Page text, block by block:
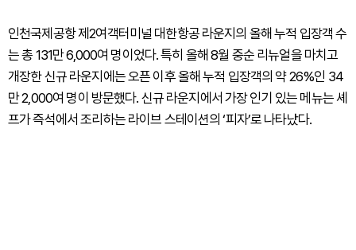
인천국제공항 제2여객터미널 대한항공 라운지의 올해 누적 입장객 수
는 총 131만 6,000여 명이었다. 특히 올해 8월 중순 리뉴얼을 마치고
개장한 신규 라운지에는 오픈 이후 올해 누적 입장객의 약 26%인 34
만 2,000여 명이 방문했다. 신규 라운지에서 가장 인기 있는 메뉴는 셰
프가 즉석에서 조리하는 라이브 스테이션의 ‘피자’로 나타났다.